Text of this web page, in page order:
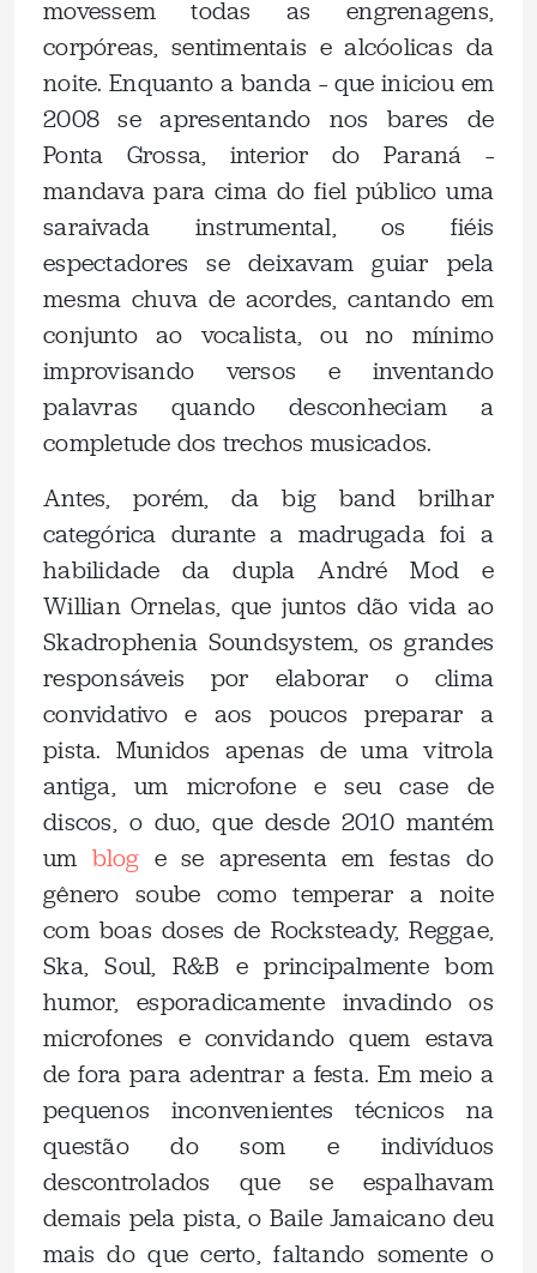
movessem todas as engrenagens,
corpóreas, sentimentais e alcóolicas da
noite. Enquanto a banda – que iniciou em
2008 se apresentando nos bares de
Ponta Grossa, interior do Paraná –
mandava para cima do fiel público uma
saraivada instrumental, os fiéis
espectadores se deixavam guiar pela
mesma chuva de acordes, cantando em
conjunto ao vocalista, ou no mínimo
improvisando versos e inventando
palavras quando desconheciam a
completude dos trechos musicados.
Antes, porém, da big band brilhar
categórica durante a madrugada foi a
habilidade da dupla André Mod e
Willian Ornelas, que juntos dão vida ao
Skadrophenia Soundsystem, os grandes
responsáveis por elaborar o clima
convidativo e aos poucos preparar a
pista. Munidos apenas de uma vitrola
antiga, um microfone e seu case de
discos, o duo, que desde 2010 mantém
um blog e se apresenta em festas do
gênero soube como temperar a noite
com boas doses de Rocksteady, Reggae,
Ska, Soul, R&B e principalmente bom
humor, esporadicamente invadindo os
microfones e convidando quem estava
de fora para adentrar a festa. Em meio a
pequenos inconvenientes técnicos na
questão do som e indivíduos
descontrolados que se espalhavam
demais pela pista, o Baile Jamaicano deu
mais do que certo, faltando somente o